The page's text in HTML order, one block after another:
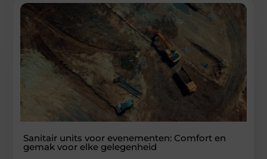
Sanitair units voor evenementen: Comfort en
gemak voor elke gelegenheid